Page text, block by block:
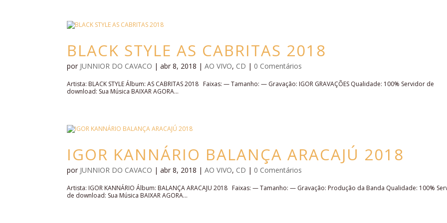
BLACK STYLE AS CABRITAS 2018
por JUNNIOR DO CAVACO |abr 8, 2018 |AO VIVO, CD | 0 Comentários
Artista: BLACK STYLE Álbum: AS CABRITAS 2018 Faixas: — Tamanho: — Gravação: IGOR GRAVAÇÕES Qualidade: 100% Servidor de
download: Sua Música BAIXAR AGORA...
IGOR KANNÁRIO BALANÇA ARACAJÚ 2018
por JUNNIOR DO CAVACO |abr 8, 2018 |AO VIVO, CD | 0 Comentários
Artista: IGOR KANNÁRIO Álbum: BALANÇA ARACAJU 2018 Faixas: — Tamanho: — Gravação: Produção da Banda Qualidade: 100%
de download: Sua Música BAIXAR AGORA...